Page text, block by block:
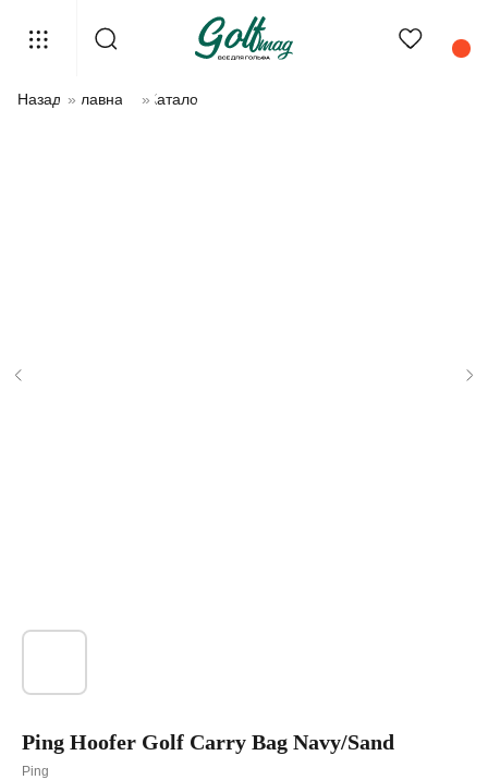
Назад »Главная »Каталог
Ping Hoofer Golf Carry Bag Navy/Sand
Ping